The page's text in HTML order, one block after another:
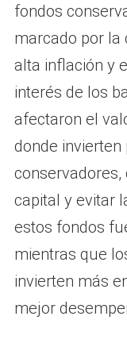
fondos
marcado por la
alta inflación y
interés de los
afectaron el
donde
capital y evitar
estos fondos
mientras que
invierten más
mejor